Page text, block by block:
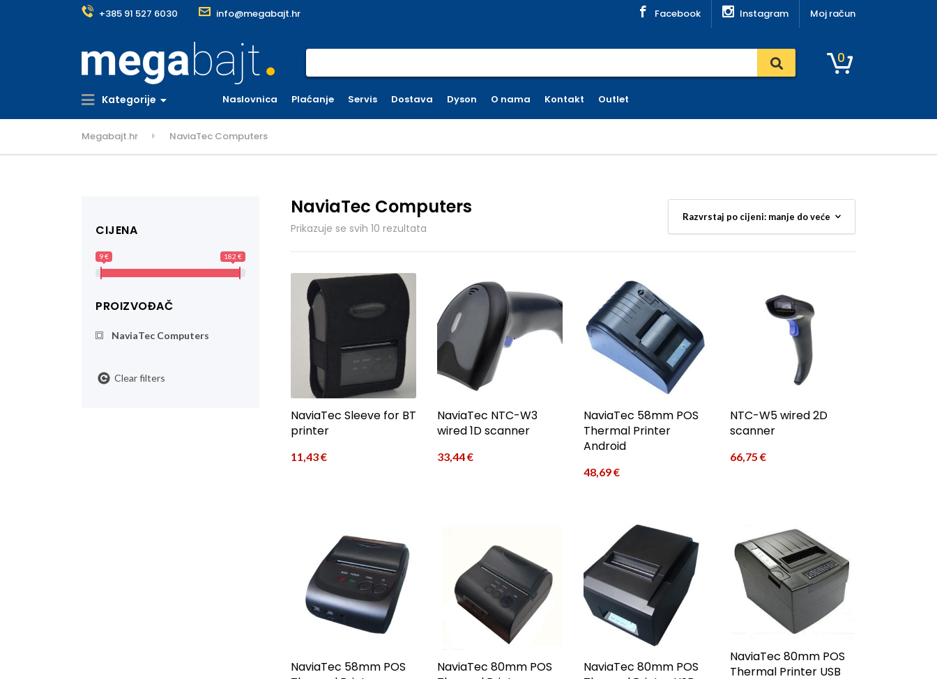
+385 91 527 6030 info@megabajt.hr Facebook Instagram Moj račun
0
Kategorije Naslovnica Plaćanje Servis Dostava Dyson O nama Kontakt Outlet
Megabajt.hr NaviaTec Computers
NaviaTec Computers
Prikazuje se svih 10 rezultata
NaviaTec Sleeve for BT
printer
11,43€
NaviaTec NTC-W3
wired 1D scanner
33,44€
NaviaTec 58mm POS
Thermal Printer
Android
48,69€
NTC-W5 wired 2D
scanner
66,75 €
NaviaTec 58mm POS
NaviaTec 80mm POS
NaviaTec 80mm POS
NaviaTec 80mm POS
Thermal Printer USB
CIJENA
9 € 182 €
PROIZVOĐAČ
NaviaTec Computers
Clear filters